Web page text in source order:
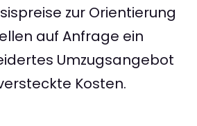
zur Orientierung
auf Anfrage ein
Umzugsangebot
Kosten.